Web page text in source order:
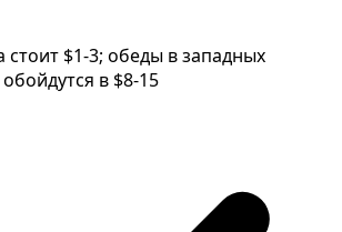
стоит $1-3; обеды в западных
в $8-15